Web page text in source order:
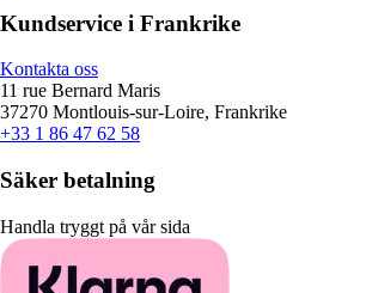
Kundservice i Frankrike
Kontakta oss
11 rue Bernard Maris
37270 Montlouis-sur-Loire, Frankrike
+33 1 86 47 62 58
Säker betalning
Handla tryggt på vår sida